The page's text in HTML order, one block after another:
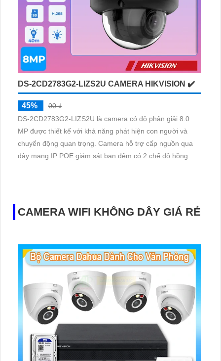
DS-2CD2783G2-LIZS2U CAMERA HIKVISION ✔️
45%
00 ₫
DS-2CD2783G2-LIZS2U là camera có độ phân giải 8.0
MP được thiết kế với khả năng phát hiện con người và
chuyển động quan trọng. Camera hỗ trợ cấp nguồn qua
dây mạng IP POE giám sát ban đêm có 2 chế độ hồng
CAMERA WIFI KHÔNG DÂY GIÁ RẺ